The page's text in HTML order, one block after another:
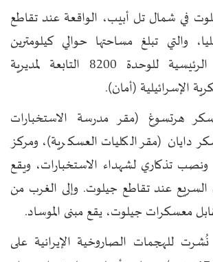
في شمال تل أبيب، الواقعة عند تقاطع
والتي تبلغ مساحتها حوالي كيلومترين
مربعين، القاعدة الرئيسية للوحدة 8200 التابعة لمديرية
الإسرائيلية (أمان).
هرتسوغ (مقر مدرسة الاستخبارات
دايان (مقر الكليات العسكرية)، ومركز
ونصب تذكاري لشهداء الاستخبارات، ويقع
عند تقاطع جيلوت. وإلى الغرب من
معسكرات جيلوت، يقع مبنى الموساد.
للهجمات الصاروخية الإيرانية على